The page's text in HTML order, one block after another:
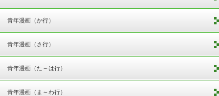
青年漫画（か行）
青年漫画（さ行）
青年漫画（た～は行）
青年漫画（ま～わ行）